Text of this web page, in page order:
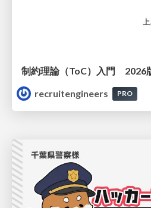
制約理論（ToC）入門 2026
recruitengineers
PRO